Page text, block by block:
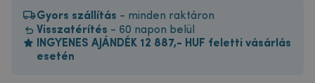
Gyors szállítás - minden raktáron
Visszatérítés - 60 napon belül
INGYENES AJÁNDÉK 12 887,- HUF feletti vásárlás
esetén